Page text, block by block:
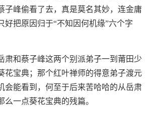
子峰偷看了去，真是莫名其妙，连金庸
好把原因归于“不知因何机缘”六个字
肃和蔡子峰这两个别派弟子一到莆田少
花宝典；那个红叶禅师的得意弟子渡元
会能看到，何至于后来苦哈哈的从岳肃
么一点葵花宝典的残篇。